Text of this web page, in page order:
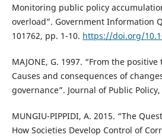
Monitoring public policy
overload”. Government Information
101762, pp. 1-10. https://doi.org/
MAJONE, G. 1997. “From the
Causes and consequences of
governance”. Journal of Public
MUNGIU-PIPPIDI, A. 2015. “The
How Societies Develop Control of